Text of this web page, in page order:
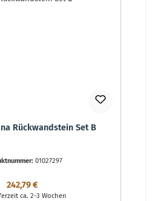
Rückwandstein Set B
01027297
Regulärer Preis:
242,79 €
ca. 2-3 Wochen